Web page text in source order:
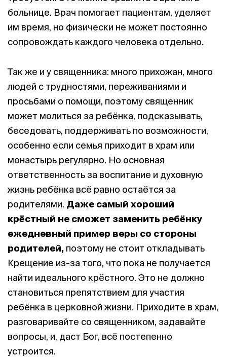
больнице. Врач помогает пациентам, уделяет
им время, но физически не может постоянно
сопровождать каждого человека отдельно.
Так же и у священника: много прихожан, много
людей с трудностями, переживаниями и
просьбами о помощи, поэтому священник
может молиться за ребёнка, подсказывать,
беседовать, поддерживать по возможности,
особенно если семья приходит в храм или
монастырь регулярно. Но основная
ответственность за воспитание и духовную
жизнь ребёнка всё равно остаётся за
родителями. Даже самый хороший
крёстный не сможет заменить ребёнку
ежедневный пример веры со стороны
родителей, поэтому не стоит откладывать
Крещение из-за того, что пока не получается
найти идеального крёстного. Это не должно
становиться препятствием для участия
ребёнка в церковной жизни. Приходите в храм,
разговаривайте со священником, задавайте
вопросы, и, даст Бог, всё постепенно
устроится.